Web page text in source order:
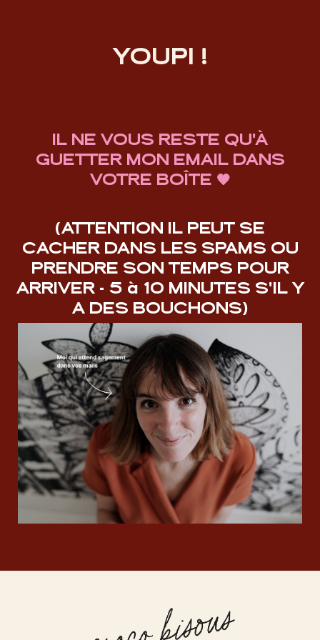
YOUPI !
IL NE VOUS RESTE QU'À
GUETTER MON EMAIL DANS
VOTRE BOÎTE 🧡
(ATTENTION IL PEUT SE
CACHER DANS LES SPAMS OU
PRENDRE SON TEMPS POUR
ARRIVER - 5 à 10 MINUTES S'IL Y
A DES BOUCHONS)